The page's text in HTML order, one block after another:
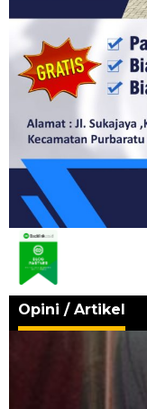
Opini / Artikel